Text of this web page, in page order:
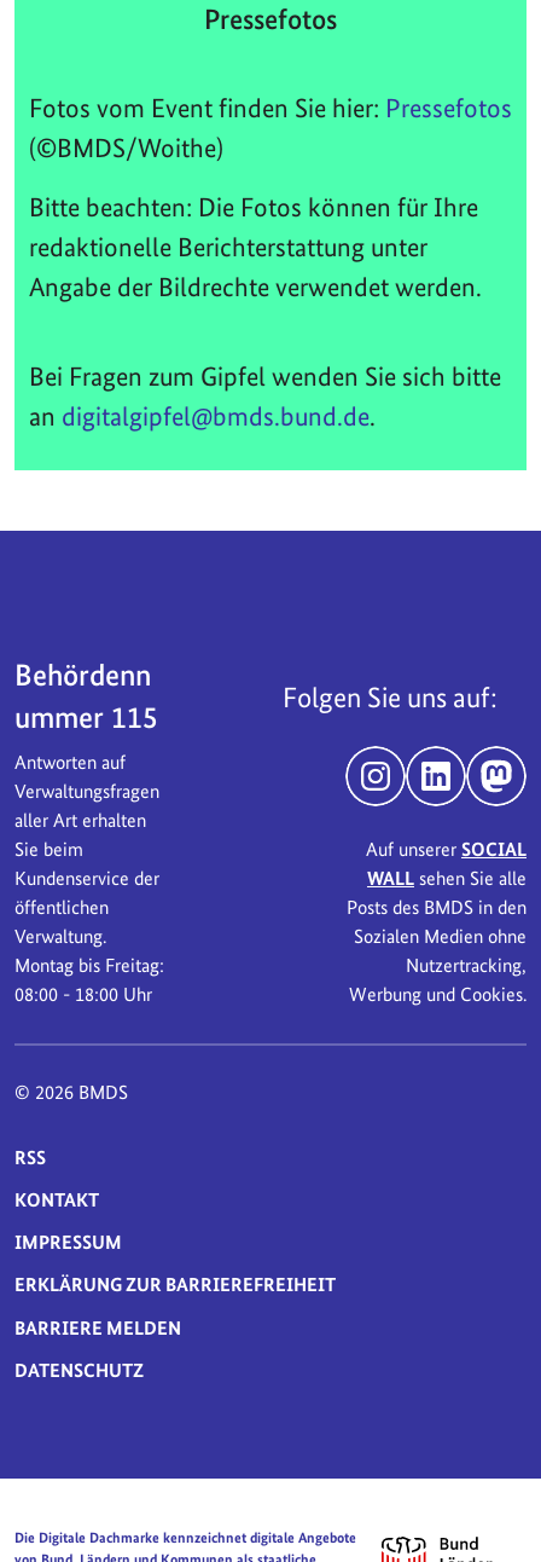
Pressefotos
Fotos vom Event finden Sie hier: Pressefotos
(©BMDS/Woithe)
Bitte beachten: Die Fotos können für Ihre
redaktionelle Berichterstattung unter
Angabe der Bildrechte verwendet werden.
Bei Fragen zum Gipfel wenden Sie sich bitte
an digitalgipfel@bmds.bund.de.
Behördenn
ummer 115
Antworten auf
Verwaltungsfragen
aller Art erhalten
Sie beim
Kundenservice der
öffentlichen
Verwaltung.
Montag bis Freitag:
08:00 - 18:00 Uhr
Folgen Sie uns auf:
InstagramLinkedIn
Auf unserer SOCIAL
WALLsehen Sie alle
Posts des BMDS in den
Sozialen Medien ohne
Nutzertracking,
Werbung und Cookies.
© 2026 BMDS
SERVICE-NAVIGATION FUSSBEREICH
RSS
KONTAKT
IMPRESSUM
ERKLÄRUNG ZUR BARRIEREFREIHEIT
BARRIERE MELDEN
DATENSCHUTZ
Die Digitale Dachmarke kennzeichnet digitale Angebote